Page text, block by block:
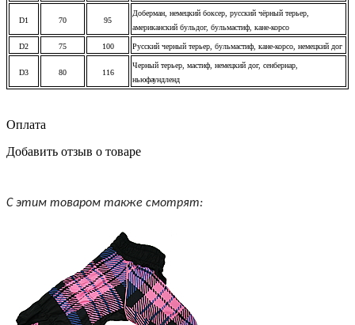
D1 70 95
Доберман, немецкий боксер, русский чёрный терьер,
американский бульдог, бульмастиф, кане-корсо
D2 75 100 Русский черный терьер, бульмастиф, кане-корсо, немецкий дог
D3 80 116
Черный терьер, мастиф, немецкий дог, сенбернар,
ньюфаундленд
Оплата
Добавить отзыв о товаре
С этим товаром также смотрят: